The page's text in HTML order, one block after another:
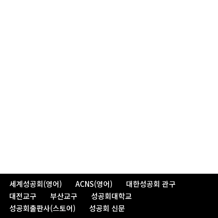
세계성공회(영어) ACNS(영어)
대한성공회 관구
대전교구
부산교구
성공회대학교
성공회출판사(스토어)
성공회 신문